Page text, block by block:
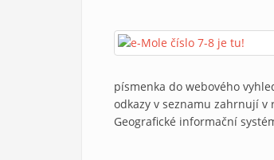
písmenka do webového
odkazy v seznamu zahrnují v
Geografické informační